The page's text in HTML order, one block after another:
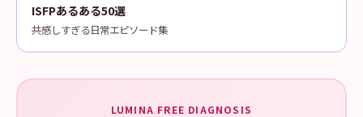
ISFPあるある50選
共感しすぎる日常エピソード集
LUMINA FREE DIAGNOSIS